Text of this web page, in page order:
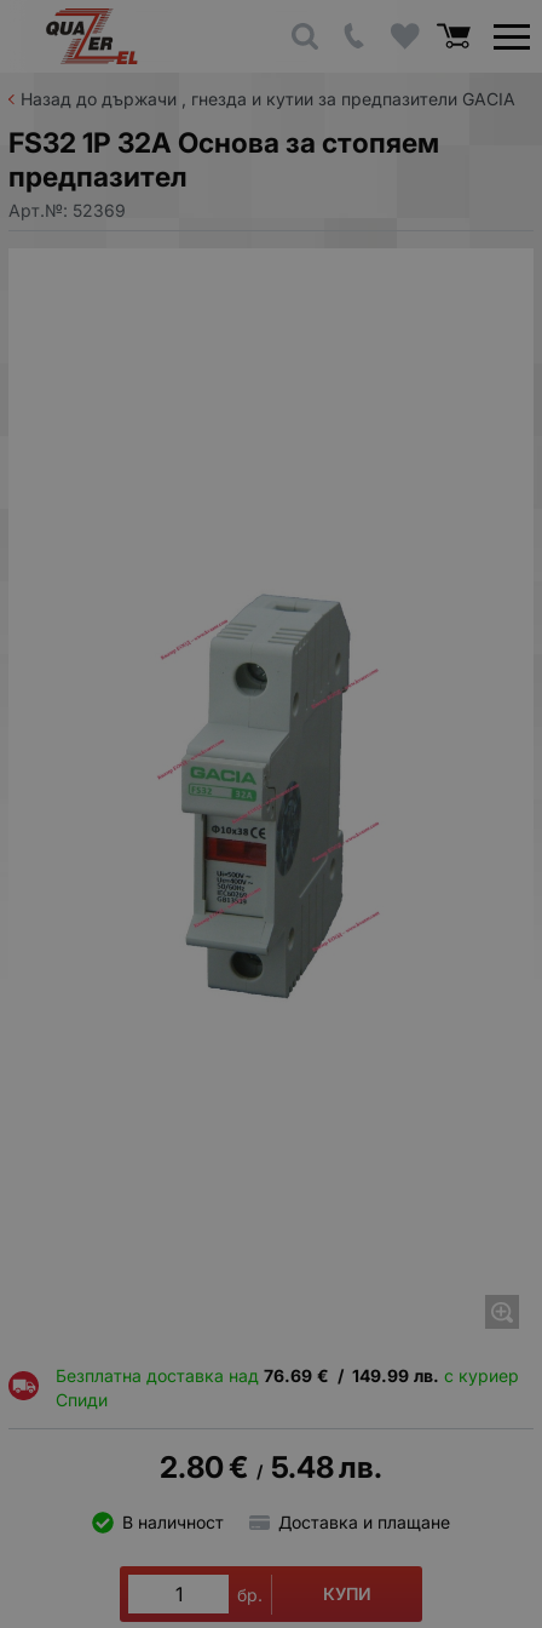
Назад до държачи , гнезда и кутии за предпазители GACIA
FS32 1P 32A Основа за стопяем
предпазител
Арт.№: 52369
Безплатна доставка над 76.69 € / 149.99 лв. с куриер
Спиди
2.80€ / 5.48лв.
В наличност Доставка и плащане
бр. КУПИ